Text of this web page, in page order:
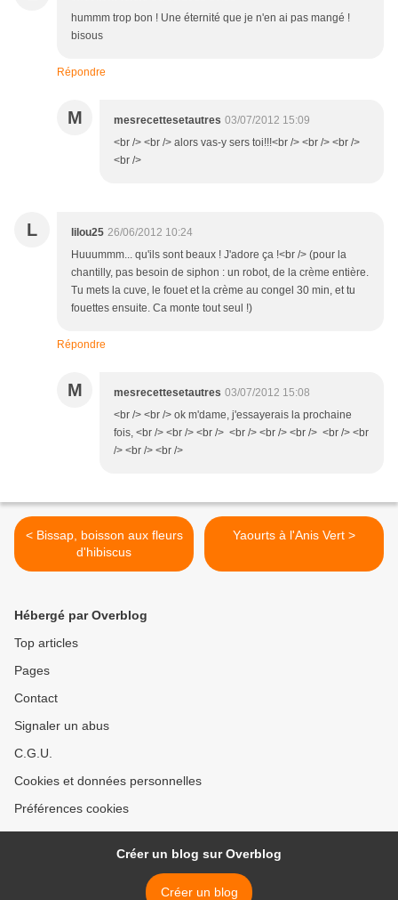
hummm trop bon ! Une éternité que je n'en ai pas mangé !
bisous
Répondre
M mesrecettesetautres 03/07/2012 15:09
<br /> <br /> alors vas-y sers toi!!!<br /> <br /> <br />
<br />
L lilou25 26/06/2012 10:24
Huuummm... qu'ils sont beaux ! J'adore ça !<br /> (pour la
chantilly, pas besoin de siphon : un robot, de la crème entière.
Tu mets la cuve, le fouet et la crème au congel 30 min, et tu
fouettes ensuite. Ca monte tout seul !)
Répondre
M mesrecettesetautres 03/07/2012 15:08
<br /> <br /> ok m'dame, j'essayerais la prochaine
fois, <br /> <br /> <br /> <br /> <br /> <br /> <br /> <br
/> <br /> <br />
< Bissap, boisson aux fleurs
d'hibiscus
Yaourts à l'Anis Vert >
Hébergé par Overblog
Top articles
Pages
Contact
Signaler un abus
C.G.U.
Cookies et données personnelles
Préférences cookies
Créer un blog sur Overblog
Créer un blog